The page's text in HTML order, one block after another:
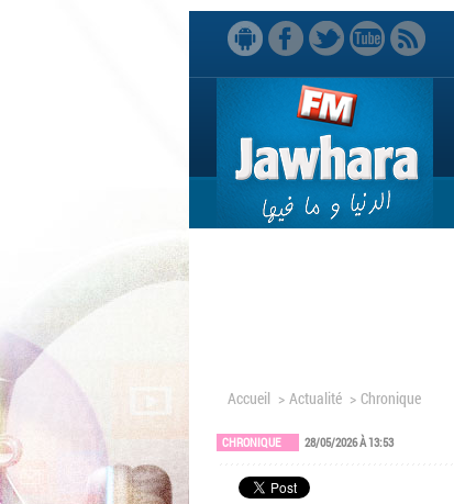
Accueil > Actualité > Chronique
CHRONIQUE 28/05/2026 À 13:53